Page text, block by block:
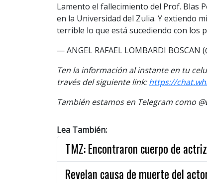
Lamento el fallecimiento del Prof. Blas
en la Universidad del Zulia. Y extiendo
terrible lo que está sucediendo con los
— ANGEL RAFAEL LOMBARDI BOSCAN
Ten la información al instante en tu
través del siguiente link: https://
También estamos en Telegram como
Lea También:
TMZ: Encontraron cuerpo de
Revelan causa de muerte del